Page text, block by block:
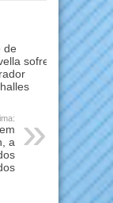
de
sofre
a